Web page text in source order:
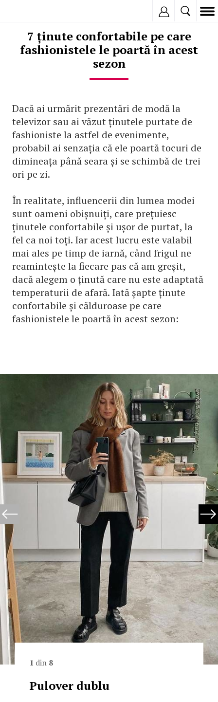
7 ținute confortabile pe care
fashionistele le poartă în acest
sezon
Dacă ai urmărit prezentări de modă la
televizor sau ai văzut ținutele purtate de
fashioniste la astfel de evenimente,
probabil ai senzația că ele poartă tocuri de
dimineața până seara și se schimbă de trei
ori pe zi.
În realitate, influencerii din lumea modei
sunt oameni obișnuiți, care prețuiesc
ținutele confortabile și ușor de purtat, la
fel ca noi toți. Iar acest lucru este valabil
mai ales pe timp de iarnă, când frigul ne
reamintește la fiecare pas că am greșit,
dacă alegem o ținută care nu este adaptată
temperaturii de afară. Iată șapte ținute
confortabile și călduroase pe care
fashionistele le poartă în acest sezon:
1 din 8
Pulover dublu